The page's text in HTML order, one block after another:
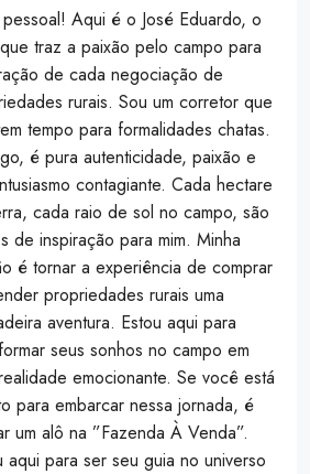
Aqui é o José Eduardo, o
traz a paixão pelo campo para
de cada negociação de
rurais. Sou um corretor que
tempo para formalidades chatas.
é pura autenticidade, paixão e
contagiante. Cada hectare
cada raio de sol no campo, são
de inspiração para mim. Minha
é tornar a experiência de comprar
propriedades rurais uma
aventura. Estou aqui para
seus sonhos no campo em
emocionante. Se você está
para embarcar nessa jornada, é
um alô na ”Fazenda À Venda”.
aqui para ser seu guia no universo